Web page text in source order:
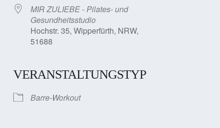
MIR ZULIEBE - Pilates- und
Gesundheitsstudio
Hochstr. 35, Wipperfürth, NRW,
51688
VERANSTALTUNGSTYP
Barre-Workout